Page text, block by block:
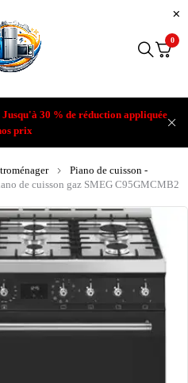
30 % de réduction appliquée
prix
0
Piano de cuisson -
de cuisson gaz SMEG C95GMCMB2